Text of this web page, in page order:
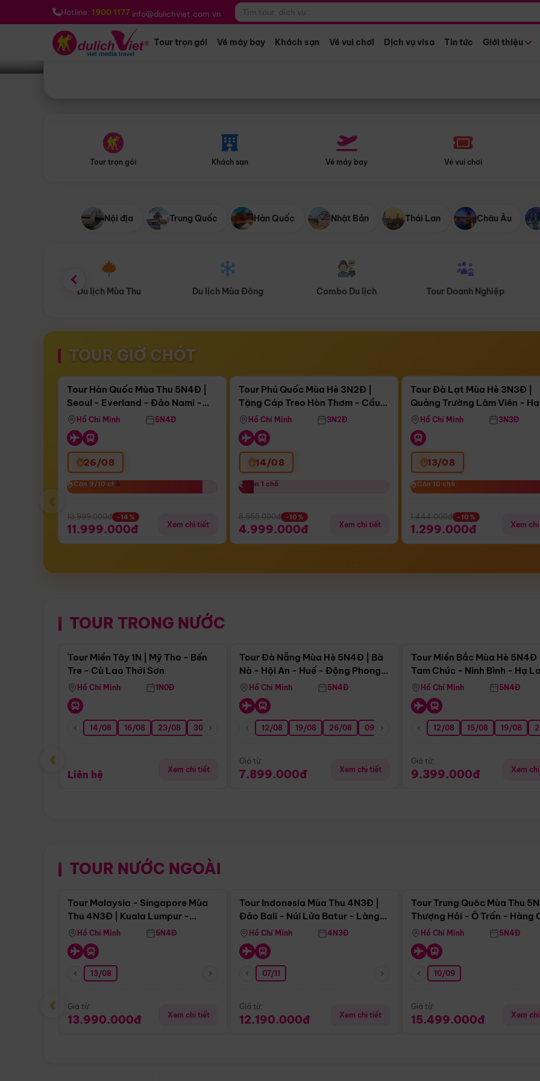
Hotline: 1900 1177 info@dulichviet.com.vn
Tour trọn gói Vé máy bay Khách sạn Vé vui chơi Dịch vụ visa Tin tức Giới thiệu
Bạn muốn đi đâu? *
Tour trọn gói Khách sạn Vé máy bay Vé vui chơi
Nội địa Trung Quốc Hàn Quốc Nhật Bản Thái Lan Châu Âu
Du lịch Mùa Đông Combo Du lịch Tour Doanh Nghiệp Du lịch Hành Hương
TOUR GIỜ CHÓT
Còn17 ngày 12:55:05
Bay Sun Phuquoc Airways
Điểm nổi bật
Tour Hàn Quốc Mùa Thu 5N4Đ |
Seoul - Everland - Đảo Nami -
Tháp Namsan (Bay Sun Phuquoc
Airways)
Hồ Chí Minh 5N4Đ
26/08
Còn 9/10 chỗ
Còn 9/10 chỗ
13.999.000đ -14%
11.999.000đ Xem chi tiết
Còn05 ngày 12:55:05
Tặng Cáp Treo Hòn Thơm
Tour Phú Quốc Mùa Hè 3N2Đ |
Tặng Cáp Treo Hòn Thơm - Cầu
Hôn - Công Viên Nước Aquatopia
Hồ Chí Minh 3N2Đ
14/08
Còn 1 chỗ
Còn 1 chỗ
5.555.000đ -10%
4.999.000đ Xem chi tiết
Còn04 ngày 12:55:05
Tour Đà Lạt Mùa Hè 3N3Đ |
Quảng Trường Lâm Viên -
Hill - Puppy Farm
Hồ Chí Minh 3N3Đ
13/08
Còn 10 chỗ
Còn 10 chỗ
1.444.000đ -10%
1.299.000đ Xem
‹
TOUR TRONG NƯỚC
Điểm nổi bật
Tour Miền Tây 1N | Mỹ Tho - Bến
Tre - Cù Lao Thới Sơn
Hồ Chí Minh 1N0Đ
14/08 16/08 23/08 30/08 06/09 13/09 20/09 27/09
Liên hệ Xem chi tiết
Tour Đà Nẵng Mùa Hè 5N4Đ | Bà
Nà - Hội An - Huế - Động Phong
NhaHồ Chí Minh 5N4Đ
12/08 19/08 26/08 09/09 16/09 23/09 30/09 07/10
Giá từ:
7.899.000đ Xem chi tiết
Tour Miền Bắc Mùa Hè 5N4Đ |
Tam Chúc - Ninh Bình - Hạ
Hồ Chí Minh 5N4Đ
12/08 15/08 19/08
Giá từ:
9.399.000đ Xem
‹
TOUR NƯỚC NGOÀI
Điểm nổi bật
Tour Malaysia - Singapore Mùa
Thu 4N3Đ | Kuala Lumpur -
Malacca - Johor Baru -
Singapore
Hồ Chí Minh 5N4Đ
13/08
Giá từ:
13.990.000đ Xem chi tiết
Tour Indonesia Mùa Thu 4N3Đ |
Đảo Bali - Núi Lửa Batur - Làng
Penglipuran
Hồ Chí Minh 4N3Đ
07/11
Giá từ:
12.190.000đ Xem chi tiết
Tour Trung Quôc Mùa Thu
Thượng Hải - Ô Trấn - Hàng
(Tour Không Shopping)
Hồ Chí Minh 5N4Đ
10/09
Giá từ:
15.499.000đ Xem
‹